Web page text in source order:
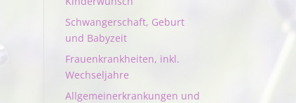
Schwangerschaft, Geburt
und Babyzeit
Frauenkrankheiten, inkl.
Wechseljahre
Allgemeinerkrankungen und